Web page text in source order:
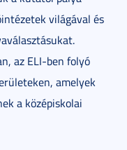
világával és
az ELI-ben folyó
amelyek
a középiskolai